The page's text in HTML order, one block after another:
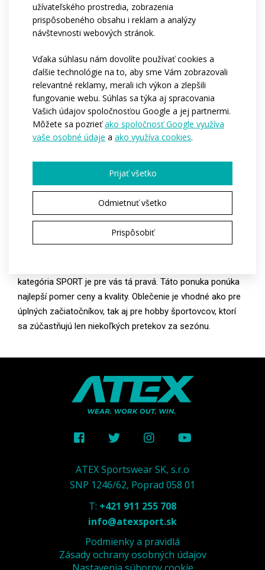
užívateľského prostredia, zobrazenia
prispôsobeného obsahu i reklam a analýzy
návštevnosti webových stránok.
Vďaka súhlasu nám dovolíte používať cookies a
ďalšie technológie na to, aby sme Vám zobrazovali
relevantné reklamy, merali ich výkon a zlepšili
fungovanie webu. Súhlas sa týka aj spracovania
Vašich údajov spoločnosťou Google a jej partnermi.
Môžete sa pozrieťako spoločnosť Google využíva
vaše osobné údaje a ako využíva cookies.
Prijať všetko
Odmietnuť všetko
Prispôsobiť
Kód:
at084.44
Vystýlka:
Vystýlka SPORT pánská
Materiál:
Espan
Mesh cube
Varianty:
Pánská / Dámská
Veľkosti
dospelí:
XS / S / M / L / XL / XXL / 3XL
Model/ka:
Model David, výška 197 cm, váha 83 kg,
VYBRALI STE SI VARIANT
kategória SPORT je pre vás tá pravá. Táto ponuka ponúka
najlepší pomer ceny a kvality. Oblečenie je vhodné ako pre
úplných začiatočníkov, tak aj pre hobby športovcov, ktorí
sa zúčastňujú len niekoľkých pretekov za sezónu.
ATEX Sportswear SK, s.r.o
SNP 1246/62, Poprad 058 01
T: +421 911 255 708
info@atexsport.sk
Podmienky a pravidlá
Zásady ochrany osobných údajov